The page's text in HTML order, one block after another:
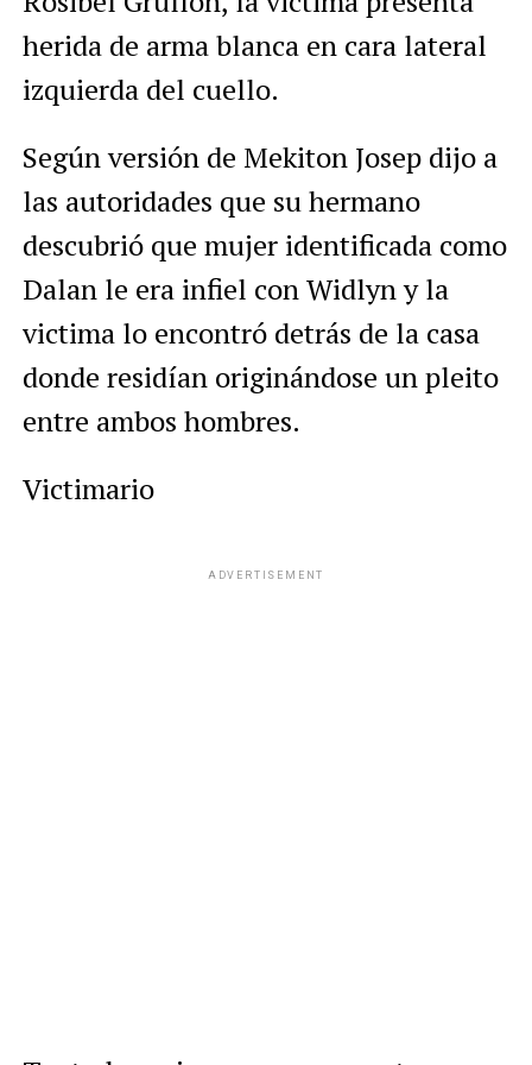
herida de arma blanca en cara lateral
izquierda del cuello.
Según versión de Mekiton Josep dijo a
las autoridades que su hermano
descubrió que mujer identificada como
Dalan le era infiel con Widlyn y la
victima lo encontró detrás de la casa
donde residían originándose un pleito
entre ambos hombres.
Victimario
ADVERTISEMENT